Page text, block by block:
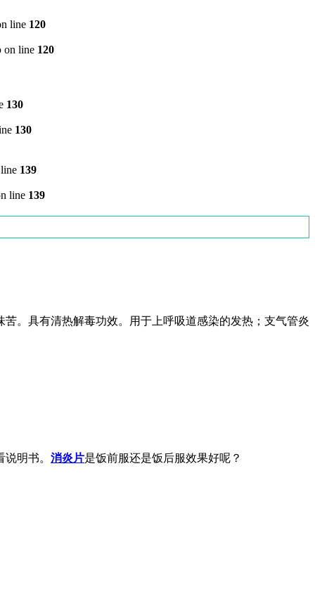
line 120
on line 120
130
130
139
line 139
。具有清热解毒功效。用于上呼吸道感染的发热；支气管炎
明书。 消炎片是饭前服还是饭后服效果好呢？